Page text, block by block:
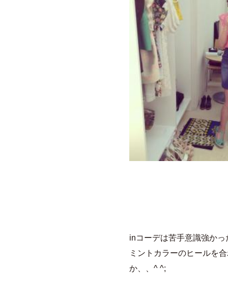
inコーデは苦手意識強か
ミントカラーのヒールを
か、、^ ^;